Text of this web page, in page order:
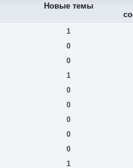
Новые темы
1
0
0
1
0
0
0
0
0
1